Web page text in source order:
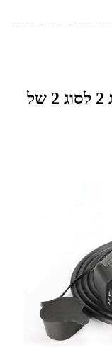
מפרט מוצר כבל טעינה מסוג 2 לסוג 2 של